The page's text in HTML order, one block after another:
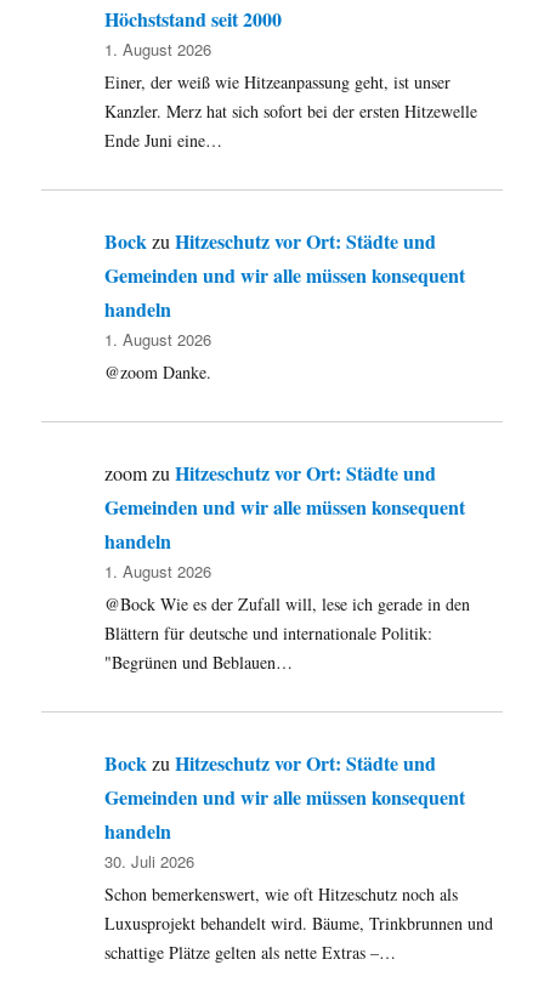
Höchststand seit 2000
1. August 2026
Einer, der weiß wie Hitzeanpassung geht, ist unser
Kanzler. Merz hat sich sofort bei der ersten Hitzewelle
Ende Juni eine…
Bock zuHitzeschutz vor Ort: Städte und
Gemeinden und wir alle müssen konsequent
handeln
1. August 2026
@zoom Danke.
zoomzuHitzeschutz vor Ort: Städte und
Gemeinden und wir alle müssen konsequent
handeln
1. August 2026
@Bock Wie es der Zufall will, lese ich gerade in den
Blättern für deutsche und internationale Politik:
"Begrünen und Beblauen…
BockzuHitzeschutz vor Ort: Städte und
Gemeinden und wir alle müssen konsequent
handeln
30. Juli 2026
Schon bemerkenswert, wie oft Hitzeschutz noch als
Luxusprojekt behandelt wird. Bäume, Trinkbrunnen und
schattige Plätze gelten als nette Extras –…